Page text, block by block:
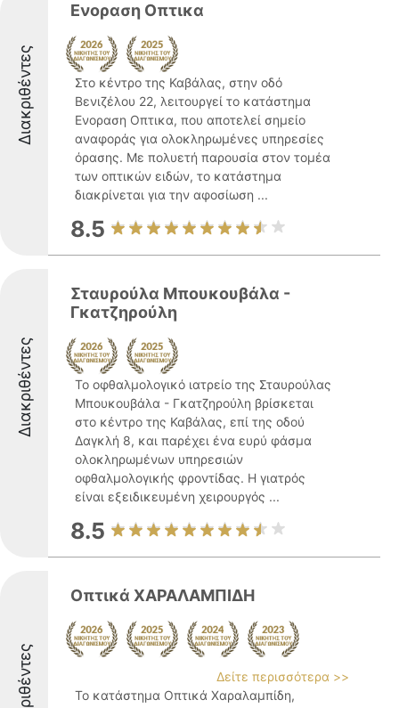
Διακριθέντες
Ενοραση Οπτικα
Στο κέντρο της Καβάλας, στην οδό
Βενιζέλου 22, λειτουργεί το κατάστημα
Ενοραση Οπτικα, που αποτελεί σημείο
αναφοράς για ολοκληρωμένες υπηρεσίες
όρασης. Με πολυετή παρουσία στον τομέα
των οπτικών ειδών, το κατάστημα
διακρίνεται για την αφοσίωση ...
8.5
Διακριθέντες
Σταυρούλα Μπουκουβάλα -
Γκατζηρούλη
Το οφθαλμολογικό ιατρείο της Σταυρούλας
Μπουκουβάλα - Γκατζηρούλη βρίσκεται
στο κέντρο της Καβάλας, επί της οδού
Δαγκλή 8, και παρέχει ένα ευρύ φάσμα
ολοκληρωμένων υπηρεσιών
οφθαλμολογικής φροντίδας. Η γιατρός
είναι εξειδικευμένη χειρουργός ...
8.5
Οπτικά ΧΑΡΑΛΑΜΠΙΔΗ
Δείτε περισσότερα >>
Το κατάστημα Οπτικά Χαραλαμπίδη,